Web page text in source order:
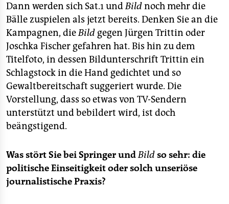
Dann werden sich Sat.1 undBildnoch mehr die
Bälle zuspielen als jetzt bereits. Denken Sie an die
Kampagnen, dieBild gegen Jürgen Trittin oder
Joschka Fischer gefahren hat. Bis hin zu dem
Titelfoto, in dessen Bildunterschrift Trittin ein
Schlagstock in die Hand gedichtet und so
Gewaltbereitschaft suggeriert wurde. Die
Vorstellung, dass so etwas von TV-Sendern
unterstützt und bebildert wird, ist doch
beängstigend.
Was stört Sie bei Springer undBildso sehr: die
politische Einseitigkeit oder solch unseriöse
journalistische Praxis?